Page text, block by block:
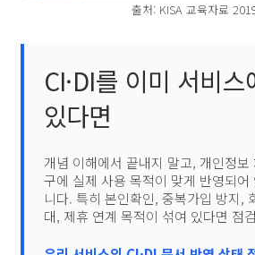
출처: KISA 교육자료
CI·DI를 이미 서비
있다면
개념 이해에서 끝내지 말고, 개인정보
구에 실제 사용 목적이 맞게 반영되어
니다. 특히 본인확인, 중복가입 방지,
대, 제휴 연계 목적이 섞여 있다면 점